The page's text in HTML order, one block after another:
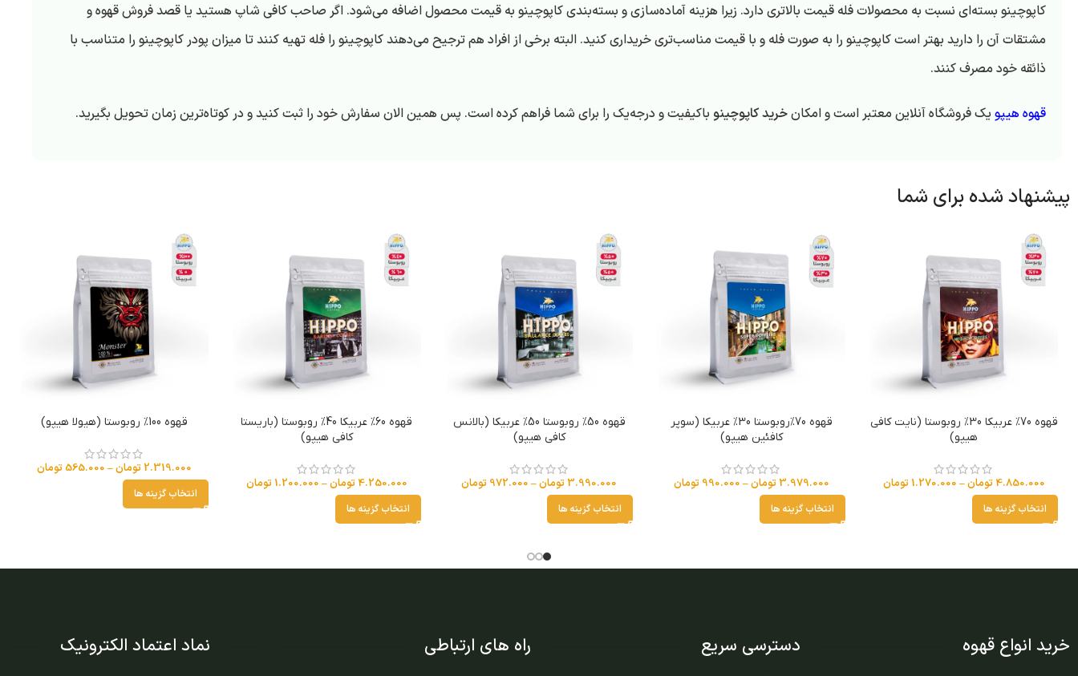
کاپوچینو بسته‌ای نسبت به محصولات فله قیمت بالاتری دارد. زیرا هزینه آماده‌سازی و بسته‌بندی کاپوچینو به قیمت محصول اضافه می‌شود. اگر صاحب کافی شاپ هستید یا قصد فروش قهوه و
مشتقات آن را دارید بهتر است کاپوچینو را به صورت فله و با قیمت مناسب‌تری خریداری کنید. البته برخی از افراد هم ترجیح می‌دهند کاپوچینو را فله تهیه کنند تا میزان پودر کاپوچینو را متناسب با
ذائقه خود مصرف کنند.
قهوه هیپو یک فروشگاه آنلاین معتبر است و امکانخرید کاپوچینو باکیفیت و درجه‌یک را برای شما فراهم کرده است. پس همین الان سفارش خود را ثبت کنید و در کوتاه‌ترین زمان تحویل بگیرید.
پیشنهاد شده برای شما
قهوه 70% عربیکا 30% روبوستا (نایت کافی
هیپو)
4.850.000 تومان–
1.270.000 تومان
انتخاب گزینه ها
قهوه 70%روبوستا 30% عربیکا (سوپر
کافئین هیپو)
3.979.000 تومان–
990.000 تومان
انتخاب گزینه ها
قهوه 50% روبوستا 50% عربیکا (بالانس
کافی هیپو)
3.990.000 تومان–
972.000 تومان
انتخاب گزینه ها
قهوه 60% عربیکا 40% روبوستا (باریستا
کافی هیپو)
4.250.000 تومان–
1.200.000 تومان
انتخاب گزینه ها
قهوه 100% روبوستا (هیولا هیپو)
2.319.000 تومان–
565.000 تومان
انتخاب گزینه ها
خرید انواع قهوه دسترسی سریع راه های ارتباطی نماد اعتماد الکترونیک